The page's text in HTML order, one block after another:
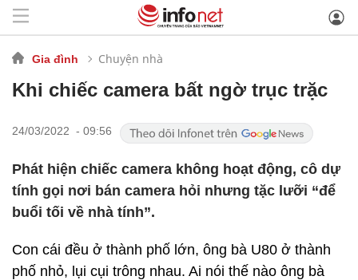
Gia đình Chuyện nhà
Khi chiếc camera bất ngờ trục trặc
24/03/2022 - 09:56
Phát hiện chiếc camera không hoạt động, cô dự
tính gọi nơi bán camera hỏi nhưng tặc lưỡi “để
buổi tối về nhà tính”.
Con cái đều ở thành phố lớn, ông bà U80 ở thành
phố nhỏ, lụi cụi trông nhau. Ai nói thế nào ông bà